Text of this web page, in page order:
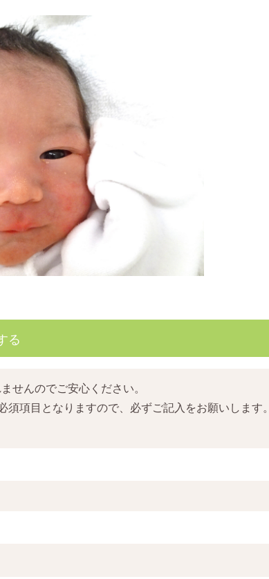
る
せんのでご安心ください。
須項目となりますので、必ずご記入をお願いします。